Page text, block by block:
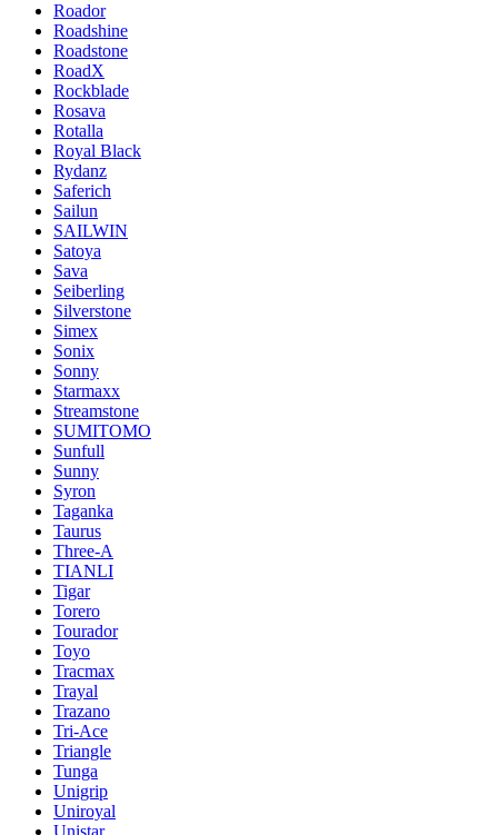
Roador
Roadshine
Roadstone
RoadX
Rockblade
Rosava
Rotalla
Royal Black
Rydanz
Saferich
Sailun
SAILWIN
Satoya
Sava
Seiberling
Silverstone
Simex
Sonix
Sonny
Starmaxx
Streamstone
SUMITOMO
Sunfull
Sunny
Syron
Taganka
Taurus
Three-A
TIANLI
Tigar
Torero
Tourador
Toyo
Tracmax
Trayal
Trazano
Tri-Ace
Triangle
Tunga
Unigrip
Uniroyal
Unistar